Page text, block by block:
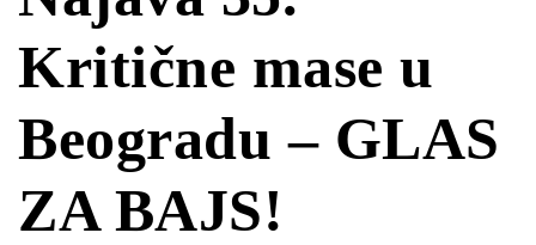
Kritične mase u
Beogradu – GLAS
ZA BAJS!